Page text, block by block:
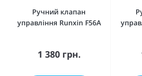
Ручний клапан
управління Runxin F56A
1 380 грн.